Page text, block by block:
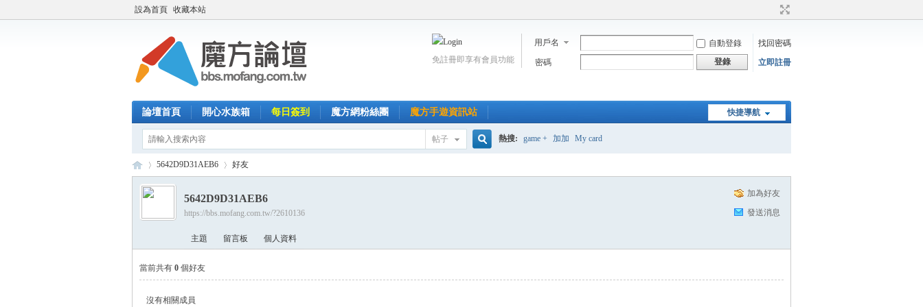
設為首頁 收藏本站
用戶名 自動登錄
找回密碼
密碼
登錄 立即註冊
免註冊即享有會員功能
快捷導航
論壇首頁 開心水族箱 每日簽到 魔方網粉絲團 魔方手遊資訊站
帖子 熱搜: game + 加加 My card
›
5642D9D31AEB6 好友
加為好友
發送消息
5642D9D31AEB6
https://bbs.mofang.com.tw/?2610136
主題 留言板 個人資料
當前共有 0 個好友
沒有相關成員